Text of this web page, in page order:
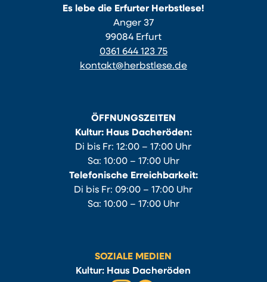
Es lebe die Erfurter Herbstlese!
Anger 37
99084 Erfurt
0361 644 123 75
kontakt@herbstlese.de
ÖFFNUNGSZEITEN
Kultur: Haus Dacheröden:
Di bis Fr: 12:00 – 17:00 Uhr
Sa: 10:00 – 17:00 Uhr
Telefonische Erreichbarkeit:
Di bis Fr: 09:00 – 17:00 Uhr
Sa: 10:00 – 17:00 Uhr
SOZIALE MEDIEN
Kultur: Haus Dacheröden